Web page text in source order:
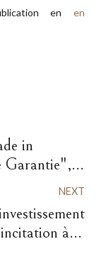
en en
in
Garantie",
NEXT
à la